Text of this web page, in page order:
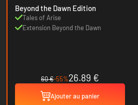
Beyond the Dawn Edition
Tales of Arise
Extension Beyond the Dawn
60 €-55%26.89 €
Ajouter au panier